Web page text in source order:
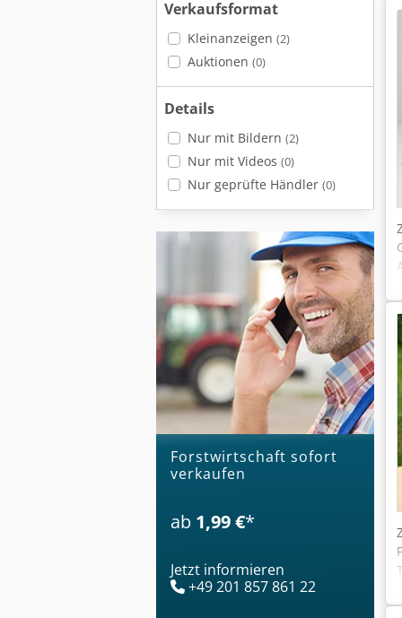
Verkaufsformat
Kleinanzeigen (2)
Auktionen (0)
Details
Nur mit Bildern (2)
Nur mit Videos (0)
Nur geprüfte Händler (0)
Forstwirtschaft sofort
verkaufen
ab 1,99 €*
Jetzt informieren
+49 201 857 861 22